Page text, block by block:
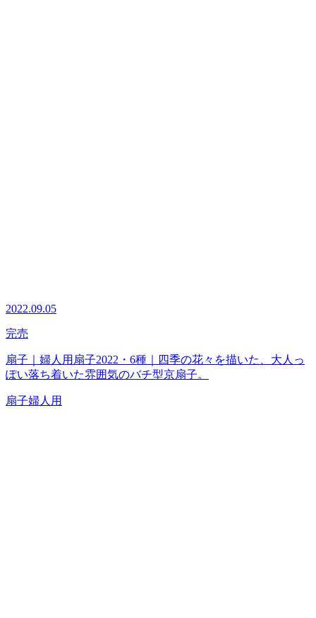
2022.09.05
完売
扇子｜婦人用扇子2022・6種｜四季の花々を描いた、大人っ
ぽい落ち着いた雰囲気のバチ型京扇子。
扇子婦人用